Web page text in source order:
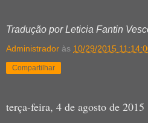
Tradução por Leticia Fantin
Administrador às 10/29/2015
Compartilhar
terça-feira, 4 de agosto de 2015